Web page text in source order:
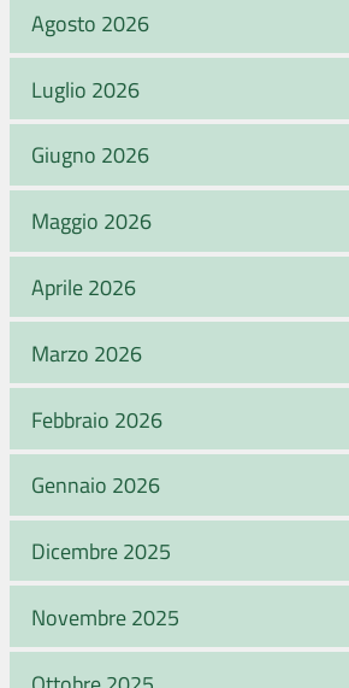
Agosto 2026
Luglio 2026
Giugno 2026
Maggio 2026
Aprile 2026
Marzo 2026
Febbraio 2026
Gennaio 2026
Dicembre 2025
Novembre 2025